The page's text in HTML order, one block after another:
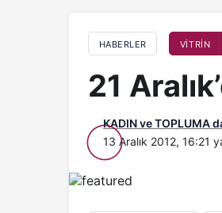
HABERLER VITRIN
21
KADIN ve TOPLUMA
13 Aralık 2012, 16:21